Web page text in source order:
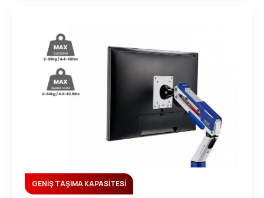
GENİŞ TAŞIMA KAPASİTESİ